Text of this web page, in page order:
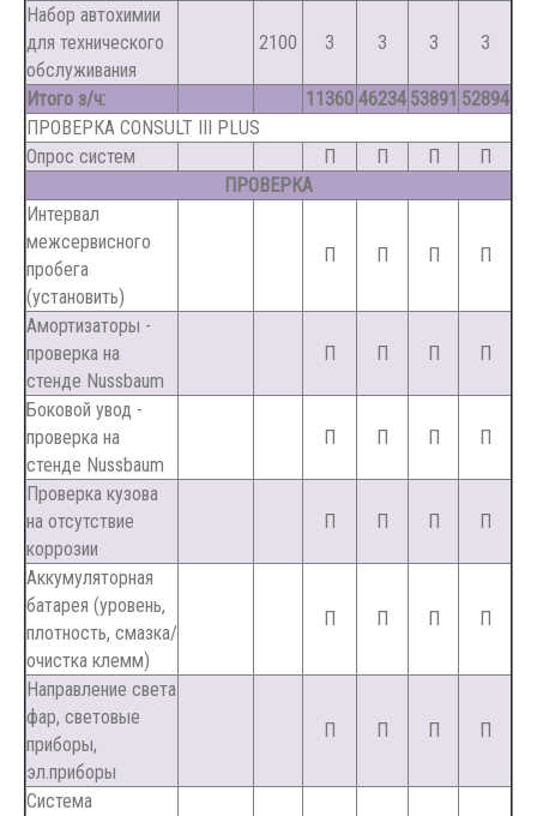
Набор автохимии
для технического
обслуживания
2100 З З З З
Итого з/ч: 11360 46234 53891 52894
ПРОВЕРКА CONSULT III PLUS
Опрос систем
П П П
П
ПРОВЕРКА
Интервал
межсервисного
пробега
(установить)
П П П П
Амортизаторы -
проверка на
стенде Nussbaum
П П П П
Боковой увод -
проверка на
стенде Nussbaum
П П П П
Проверка кузова
на отсутствие
коррозии
П П П П
Аккумуляторная
батарея (уровень,
плотность, смазка/
очистка клемм)
П П П П
Направление света
фар, световые
приборы,
эл.приборы
П П П П
Система